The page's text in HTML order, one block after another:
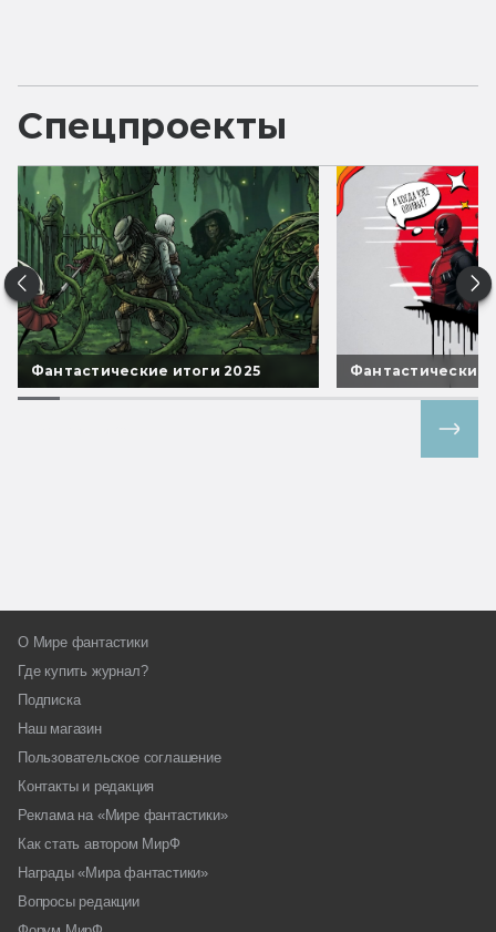
Спецпроекты
Фантастические итоги 2025 Фантастические
О Мире фантастики
Где купить журнал?
Подписка
Наш магазин
Пользовательское соглашение
Контакты и редакция
Реклама на «Мире фантастики»
Как стать автором МирФ
Награды «Мира фантастики»
Вопросы редакции